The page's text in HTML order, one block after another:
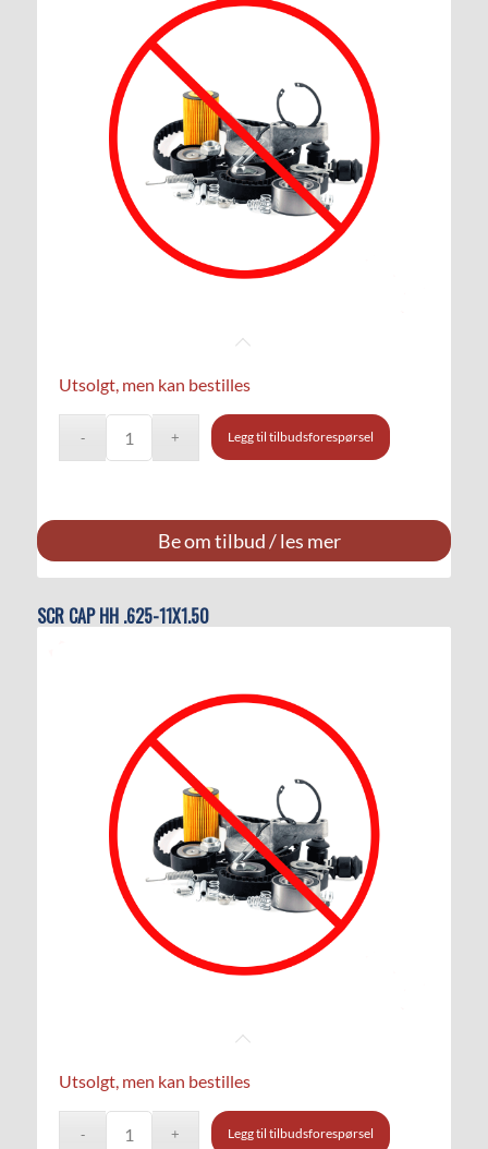
Utsolgt, men kan bestilles
Legg til tilbudsforespørsel
Be om tilbud / les mer
SCR CAP HH .625-11X1.50
Utsolgt, men kan bestilles
Legg til tilbudsforespørsel